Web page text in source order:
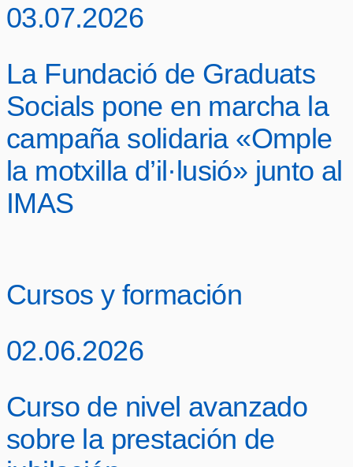
03.07.2026
La Fundació de Graduats
Socials pone en marcha la
campaña solidaria «Omple
la motxilla d’il·lusió» junto al
IMAS
Cursos y formación
02.06.2026
Curso de nivel avanzado
sobre la prestación de